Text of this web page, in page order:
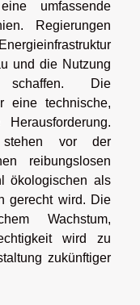
umfassende
Regierungen
und die Nutzung
schaffen. Die
eine technische,
stehen vor der
reibungslosen
ökologischen als
gerecht wird. Die
Wachstum,
wird zu
zukünftiger